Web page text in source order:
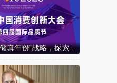
金六福以“瓶储真年份”战略，探索白酒行业价值新范式